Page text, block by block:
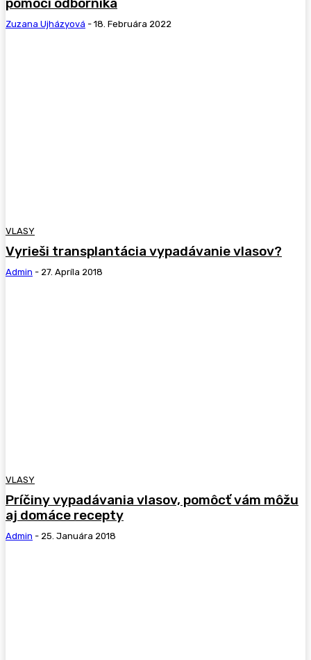
pomoci odborníka
Zuzana Ujházyová - 18. Februára 2022
VLASY
Vyrieši transplantácia vypadávanie vlasov?
Admin - 27. Apríla 2018
VLASY
Príčiny vypadávania vlasov, pomôcť vám môžu
aj domáce recepty
Admin - 25. Januára 2018